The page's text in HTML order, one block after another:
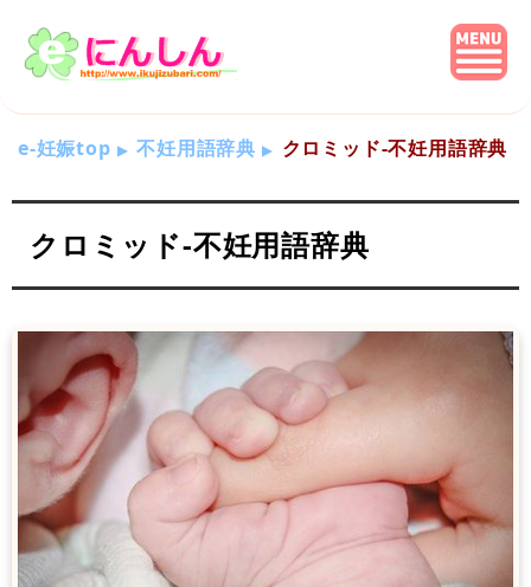
e-妊娠top 不妊用語辞典 クロミッド-不妊用語辞典
クロミッド-不妊用語辞典